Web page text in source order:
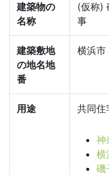
建築物の
名称
(仮称)
事
建築敷地
の地名地
番
横浜市
用途 共同住
神
横
磯